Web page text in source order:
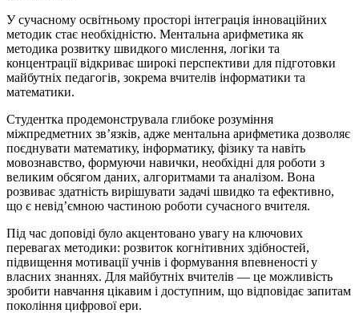
У сучасному освітньому просторі інтеграція інноваційних
методик стає необхідністю. Ментальна арифметика як
методика розвитку швидкого мислення, логіки та
концентрації відкриває широкі перспективи для підготовки
майбутніх педагогів, зокрема вчителів інформатики та
математики.
Студентка продемонструвала глибоке розуміння
міжпредметних зв’язків, адже ментальна арифметика дозволяє
поєднувати математику, інформатику, фізику та навіть
мовознавство, формуючи навички, необхідні для роботи з
великим обсягом даних, алгоритмами та аналізом. Вона
розвиває здатність вирішувати задачі швидко та ефективно,
що є невід’ємною частиною роботи сучасного вчителя.
Під час доповіді було акцентовано увагу на ключових
перевагах методики: розвиток когнітивних здібностей,
підвищення мотивації учнів і формування впевненості у
власних знаннях. Для майбутніх вчителів — це можливість
зробити навчання цікавим і доступним, що відповідає запитам
покоління цифрової ери.